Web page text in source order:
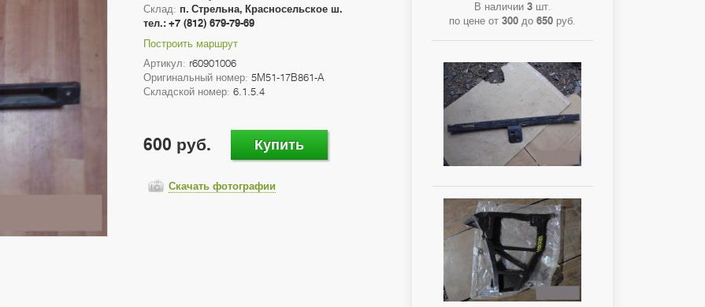
Склад: п. Стрельна, Красносельское ш.
тел.: +7 (812) 679-79-69
Построить маршрут
Артикул: r60901006
Оригинальный номер: 5M51-17B861-A
Складской номер: 6.1.5.4
600 руб. Купить
Скачать фотографии
В наличии 3шт.
по цене от 300 до 650 руб.